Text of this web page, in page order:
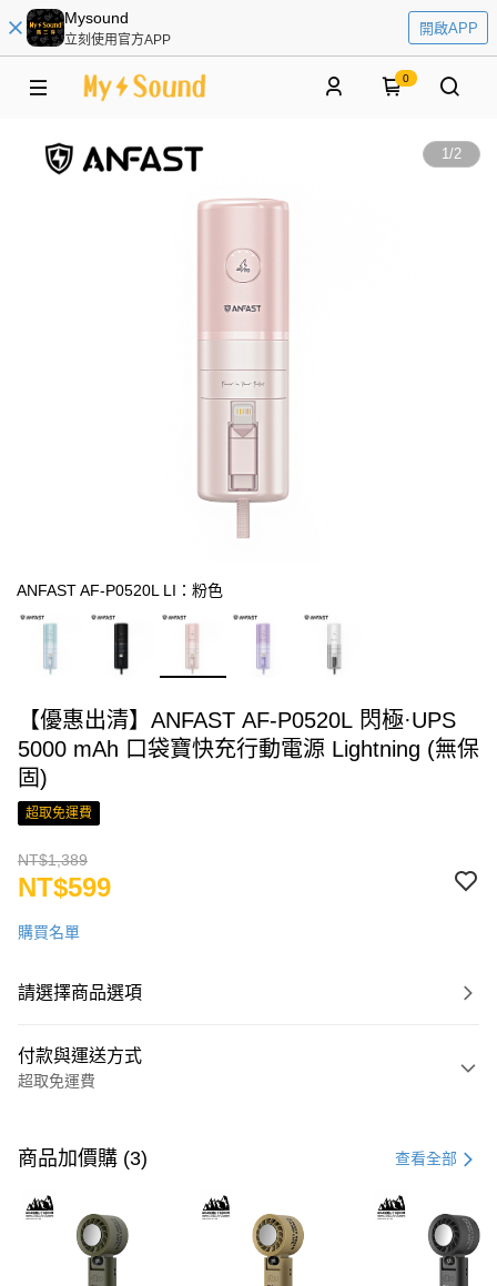
Mysound
立刻使用官方APP
開啟APP
0
1/2
ANFAST AF-P0520L LI：粉色
【優惠出清】ANFAST AF-P0520L 閃極·UPS
5000 mAh 口袋寶快充行動電源 Lightning (無保
固)
超取免運費
NT$1,389
NT$599
購買名單
請選擇商品選項
付款與運送方式
超取免運費
信用卡一次付款
LINE Pay
Apple Pay
商品加價購 (3) 查看全部